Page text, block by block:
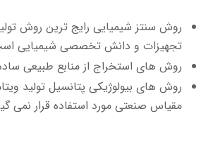
تجهیزات و دانش تخصصی شیمیایی
روش های استخراج از منابع طبیعی
مقیاس صنعتی مورد استفاده قرار نمی